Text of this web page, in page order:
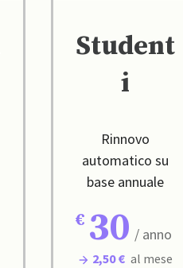
Student
i
Rinnovo
automatico su
base annuale
30 / anno
2,50 € al mese